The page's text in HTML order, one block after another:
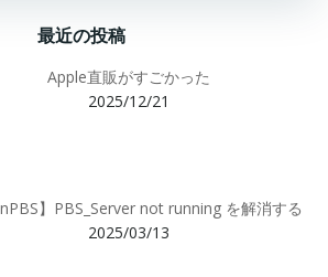
最近の投稿
Apple直販がすごかった
2025/12/21
】PBS_Server not running を解消する
2025/03/13